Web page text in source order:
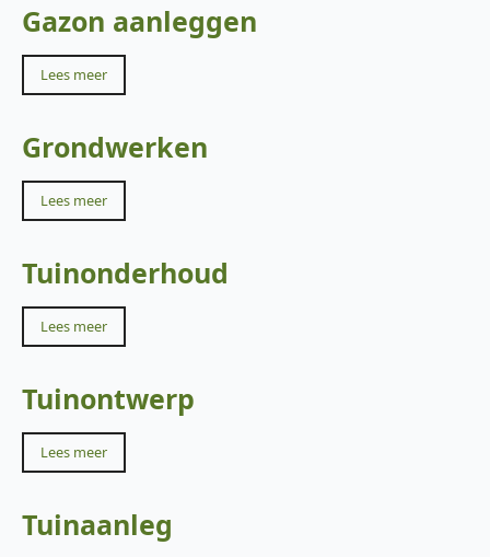
Gazon aanleggen
Lees meer
Grondwerken
Lees meer
Tuinonderhoud
Lees meer
Tuinontwerp
Lees meer
Tuinaanleg